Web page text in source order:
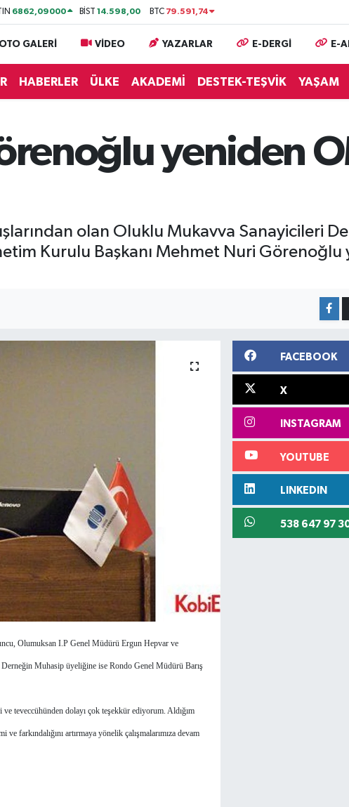
6862,09000 BİST14.598,00 BTC 79.591,74
GALERİ VİDEO YAZARLAR E-DERGİ E-
HABERLER ÜLKE AKADEMİ DESTEK-TEŞVİK YAŞAM
yeniden
olan Oluklu Mukavva Sanayicileri
Kurulu Başkanı Mehmet Nuri Görenoğlu
Olumuksan I.P Genel Müdürü Ergun Hepvar ve
Muhasip üyeliğine ise Rondo Genel Müdürü Barış
teveccühünden dolayı çok teşekkür ediyorum. Aldığım
farkındalığını artırmaya yönelik çalışmalarımıza devam
FACEBOOK
X
INSTAGRAM
YOUTUBE
LINKEDIN
538 647 97